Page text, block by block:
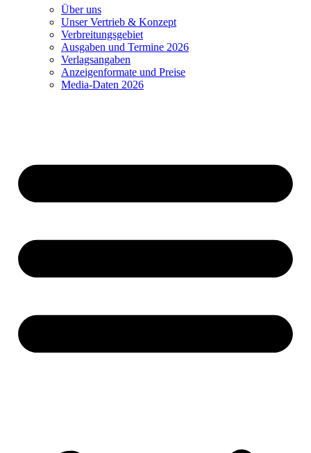
Über uns
Unser Vertrieb & Konzept
Verbreitungsgebiet
Ausgaben und Termine 2026
Verlagsangaben
Anzeigenformate und Preise
Media-Daten 2026